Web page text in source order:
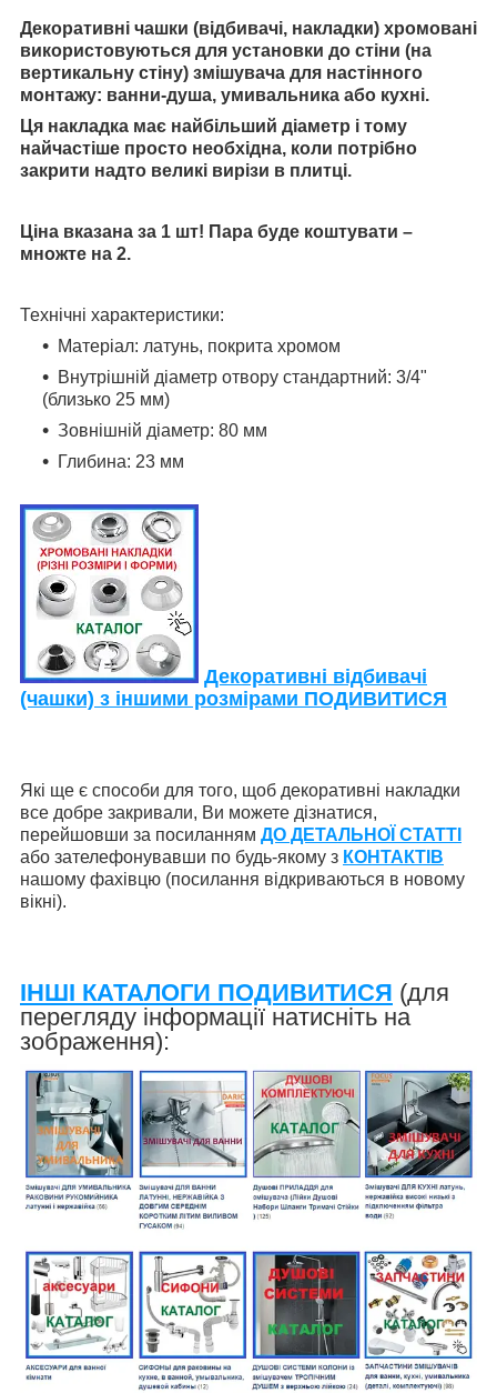
Декоративні чашки (відбивачі, накладки) хромовані
використовуються для установки до стіни (на
вертикальну стіну) змішувача для настінного
монтажу: ванни-душа, умивальника або кухні.
Ця накладка має найбільший діаметр і тому
найчастіше просто необхідна, коли потрібно
закрити надто великі вирізи в плитці.
Ціна вказана за 1 шт! Пара буде коштувати –
множте на 2.
Технічні характеристики:
Матеріал: латунь, покрита хромом
Внутрішній діаметр отвору стандартний: 3/4"
(близько 25 мм)
Зовнішній діаметр: 80 мм
Глибина: 23 мм
Декоративні відбивачі
(чашки) з іншими розмірами ПОДИВИТИСЯ
Які ще є способи для того, щоб декоративні накладки
все добре закривали, Ви можете дізнатися,
перейшовши за посиланням ДО ДЕТАЛЬНОЇ СТАТТІ
або зателефонувавши по будь-якому з КОНТАКТІВ
нашому фахівцю (посилання відкриваються в новому
вікні).
ІНШІ КАТАЛОГИ ПОДИВИТИСЯ (для
перегляду інформації натисніть на
зображення):